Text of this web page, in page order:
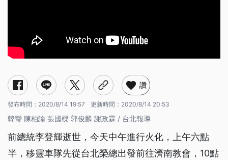
讚
發布時間： 2020/8/14 19:57 更新時間： 2020/8/14 20:53
韓瑩 陳柏諭 張國樑 郭俊麟 謝政霖 / 台北報導
前總統李登輝逝世，今天中午進行火化，上午六點
半，移靈車隊先從台北榮總出發前往濟南教會，10點